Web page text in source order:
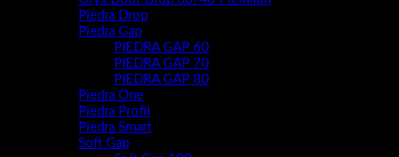
Soft Gap 100
Soft gap 55
Soft gap 65
Soft Gap 80
Albatros
Albatros Plus
4.-Mini
Cloakroom 11049
Luxury Slim Door 11054